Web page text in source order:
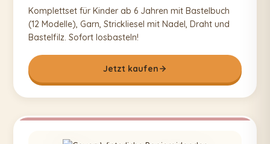
Komplettset für Kinder ab 6 Jahren mit Bastelbuch
(12 Modelle), Garn, Strickliesel mit Nadel, Draht und
Bastelfilz. Sofort losbasteln!
Jetzt kaufen